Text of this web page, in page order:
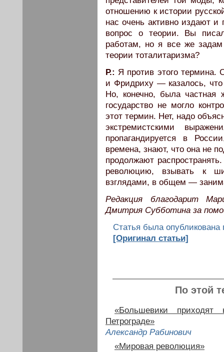
отношению к истории
нас очень активно издают
вопрос о теории. Вы
работам, но я все же
теории тоталитаризма?
Р.: Я против этого термина.
и Фридриху — казалось,
Но, конечно, была частная
государство не могло
этот термин. Нет, надо
экстремистскими
пропагандируется в
времена, знают, что она не
продолжают
революцию, взывать к
взглядами, в общем —
Редакция благодарит
Дмитрия Субботина за
Статья была опубликована
[Оригинал статьи]
По этой
«Большевики
Петрограде»
Александр Рабинович
«Мировая революция»